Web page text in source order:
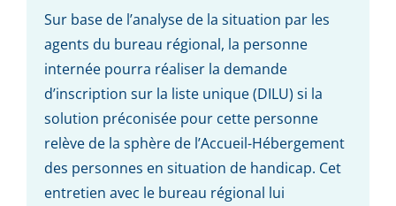
Sur base de l’analyse de la situation par les
agents du bureau régional, la personne
internée pourra réaliser la demande
d’inscription sur la liste unique (DILU) si la
solution préconisée pour cette personne
relève de la sphère de l’Accueil-Hébergement
des personnes en situation de handicap. Cet
entretien avec le bureau régional lui